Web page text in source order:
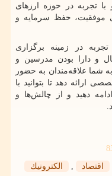
با تجربه در حوزه ارزهای
موفقیت، حفظ سرمایه و
در زمینه برگزاری
و دارا بودن مدرسین و
شما علاقه‌مندان به حضور
ارائه دهد تا بتوانید با
دهید و از چالش‌ها و
اقتصاد الكترونیك